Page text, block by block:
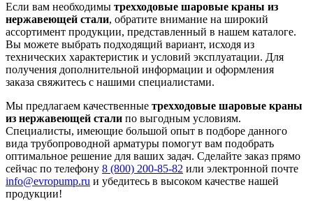
Если вам необходимы трехходовые шаровые краны из
нержавеющей стали, обратите внимание на широкий
ассортимент продукции, представленный в нашем каталоге.
Вы можете выбрать подходящий вариант, исходя из
технических характеристик и условий эксплуатации. Для
получения дополнительной информации и оформления
заказа свяжитесь с нашими специалистами.
Мы предлагаем качественные трехходовые шаровые краны
из нержавеющей стали по выгодным условиям.
Специалисты, имеющие большой опыт в подборе данного
вида трубопроводной арматуры помогут вам подобрать
оптимальное решение для ваших задач. Сделайте заказ прямо
сейчас по телефону 8 (800) 200-85-82 или электронной почте
info@evropump.ru и убедитесь в высоком качестве нашей
продукции!